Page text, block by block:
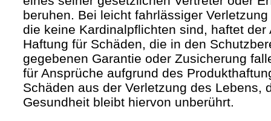
beruhen. Bei leicht fahrlässiger
die keine Kardinalpflichten sind, haftet der
Haftung für Schäden, die in den
gegebenen Garantie oder Zusicherung
für Ansprüche aufgrund des
Schäden aus der Verletzung des Lebens,
Gesundheit bleibt hiervon unberührt.